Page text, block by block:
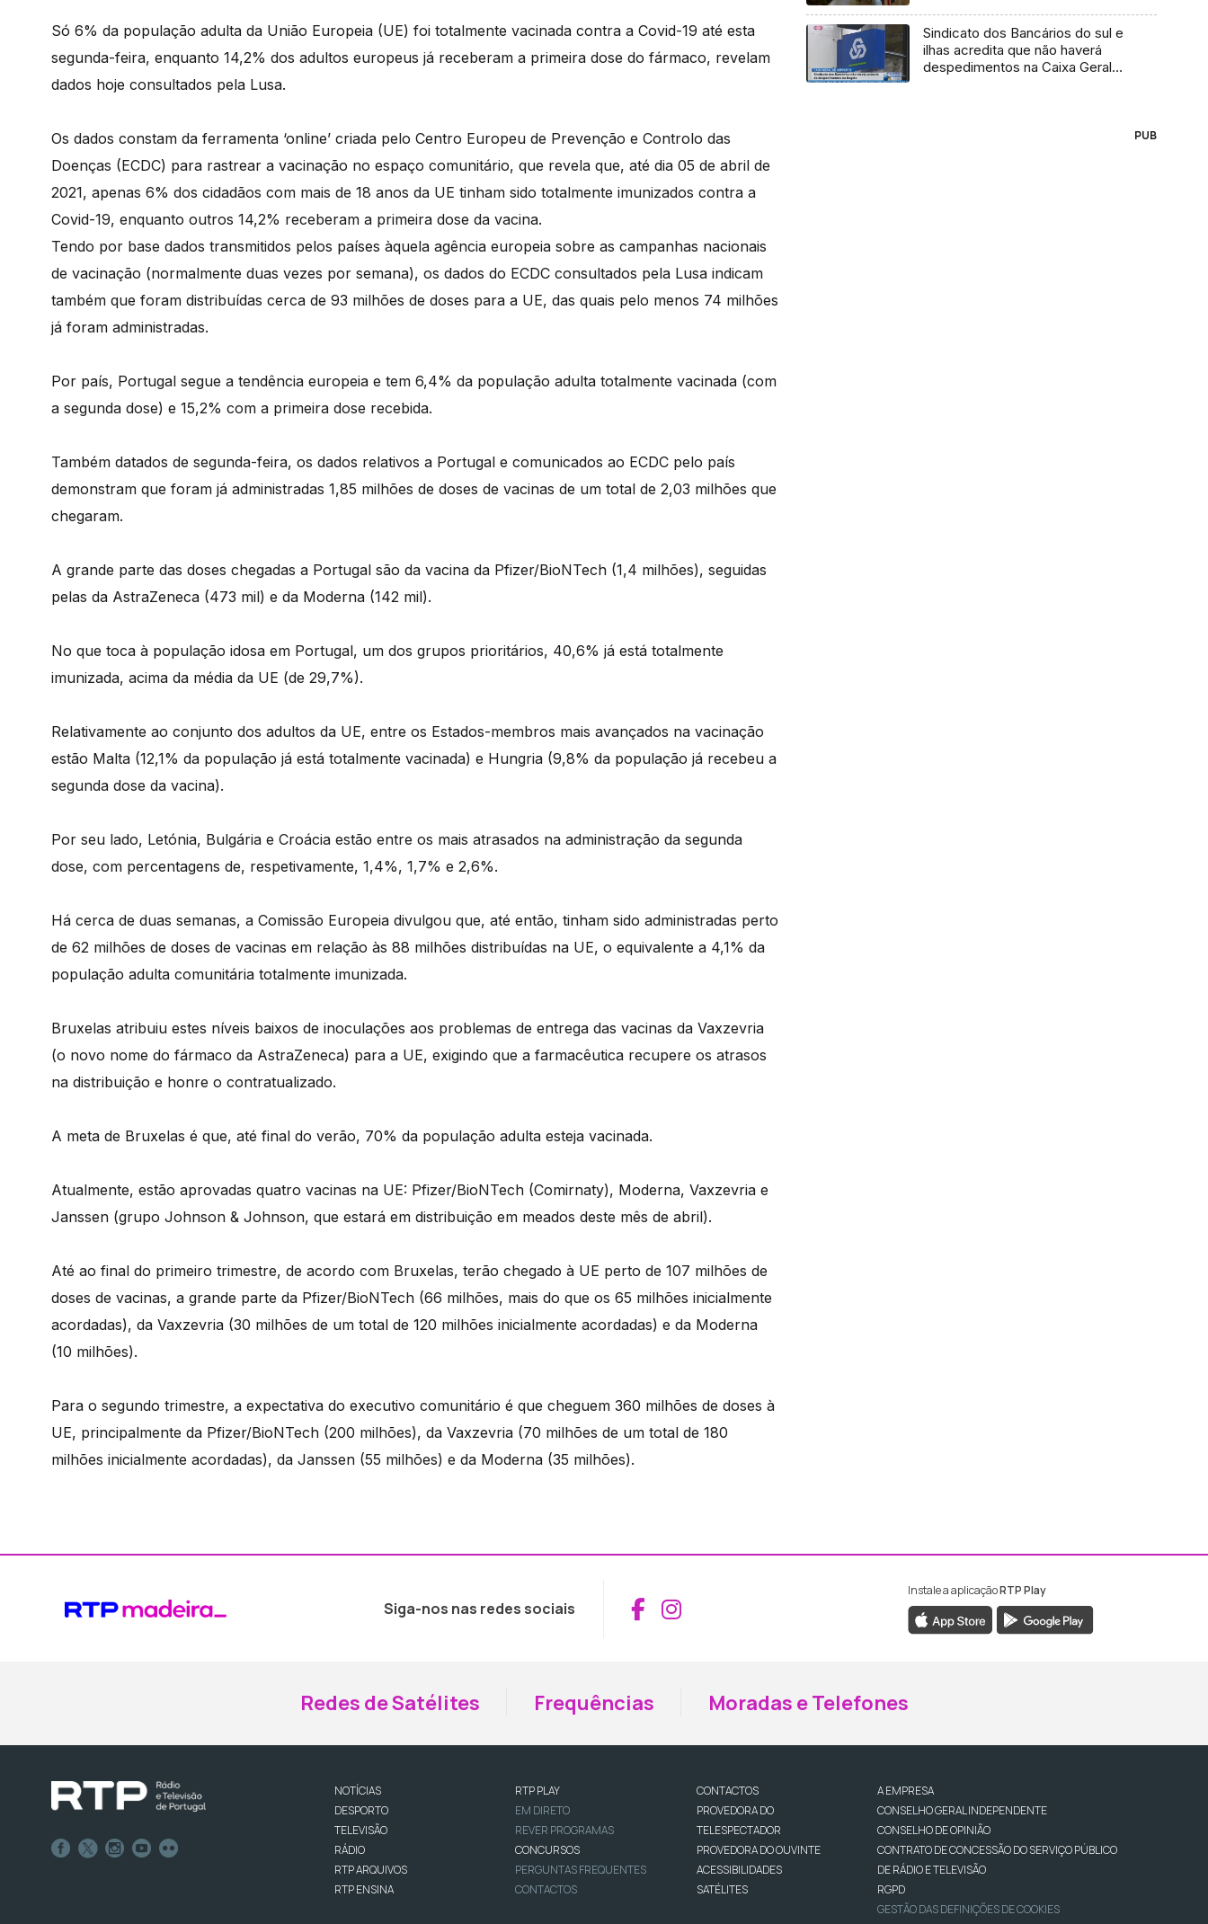
Só 6% da população adulta da União Europeia (UE) foi totalmente vacinada contra a Covid-19 até esta
segunda-feira, enquanto 14,2% dos adultos europeus já receberam a primeira dose do fármaco, revelam
dados hoje consultados pela Lusa.
Os dados constam da ferramenta ‘online’ criada pelo Centro Europeu de Prevenção e Controlo das
Doenças (ECDC) para rastrear a vacinação no espaço comunitário, que revela que, até dia 05 de abril de
2021, apenas 6% dos cidadãos com mais de 18 anos da UE tinham sido totalmente imunizados contra a
Covid-19, enquanto outros 14,2% receberam a primeira dose da vacina.
Tendo por base dados transmitidos pelos países àquela agência europeia sobre as campanhas nacionais
de vacinação (normalmente duas vezes por semana), os dados do ECDC consultados pela Lusa indicam
também que foram distribuídas cerca de 93 milhões de doses para a UE, das quais pelo menos 74 milhões
já foram administradas.
Por país, Portugal segue a tendência europeia e tem 6,4% da população adulta totalmente vacinada (com
a segunda dose) e 15,2% com a primeira dose recebida.
Também datados de segunda-feira, os dados relativos a Portugal e comunicados ao ECDC pelo país
demonstram que foram já administradas 1,85 milhões de doses de vacinas de um total de 2,03 milhões que
chegaram.
A grande parte das doses chegadas a Portugal são da vacina da Pfizer/BioNTech (1,4 milhões), seguidas
pelas da AstraZeneca (473 mil) e da Moderna (142 mil).
No que toca à população idosa em Portugal, um dos grupos prioritários, 40,6% já está totalmente
imunizada, acima da média da UE (de 29,7%).
Relativamente ao conjunto dos adultos da UE, entre os Estados-membros mais avançados na vacinação
estão Malta (12,1% da população já está totalmente vacinada) e Hungria (9,8% da população já recebeu a
segunda dose da vacina).
Por seu lado, Letónia, Bulgária e Croácia estão entre os mais atrasados na administração da segunda
dose, com percentagens de, respetivamente, 1,4%, 1,7% e 2,6%.
Há cerca de duas semanas, a Comissão Europeia divulgou que, até então, tinham sido administradas perto
de 62 milhões de doses de vacinas em relação às 88 milhões distribuídas na UE, o equivalente a 4,1% da
população adulta comunitária totalmente imunizada.
Bruxelas atribuiu estes níveis baixos de inoculações aos problemas de entrega das vacinas da Vaxzevria
(o novo nome do fármaco da AstraZeneca) para a UE, exigindo que a farmacêutica recupere os atrasos
na distribuição e honre o contratualizado.
A meta de Bruxelas é que, até final do verão, 70% da população adulta esteja vacinada.
Atualmente, estão aprovadas quatro vacinas na UE: Pfizer/BioNTech (Comirnaty), Moderna, Vaxzevria e
Janssen (grupo Johnson & Johnson, que estará em distribuição em meados deste mês de abril).
Até ao final do primeiro trimestre, de acordo com Bruxelas, terão chegado à UE perto de 107 milhões de
doses de vacinas, a grande parte da Pfizer/BioNTech (66 milhões, mais do que os 65 milhões inicialmente
acordadas), da Vaxzevria (30 milhões de um total de 120 milhões inicialmente acordadas) e da Moderna
(10 milhões).
Para o segundo trimestre, a expectativa do executivo comunitário é que cheguem 360 milhões de doses à
UE, principalmente da Pfizer/BioNTech (200 milhões), da Vaxzevria (70 milhões de um total de 180
milhões inicialmente acordadas), da Janssen (55 milhões) e da Moderna (35 milhões).
Sindicato dos Bancários do sul e
ilhas acredita que não haverá
despedimentos na Caixa Geral
PUB
Siga-nos nas redes sociais Aceder ao Facebook da RTP Madeira
Aceder ao Instagram da RTP Madeira
Instale a aplicaçãoRTP Play
Redes de Satélites Frequências Moradas e Telefones
NOTÍCIAS
DESPORTO
TELEVISÃO
RÁDIO
RTP ARQUIVOS
RTP ENSINA
RTP PLAY
EM DIRETO
REVER PROGRAMAS
CONCURSOS
PERGUNTAS FREQUENTES
CONTACTOS
CONTACTOS
PROVEDORA DO
TELESPECTADOR
PROVEDORA DO OUVINTE
ACESSIBILIDADES
SATÉLITES
A EMPRESA
CONSELHO GERAL INDEPENDENTE
CONSELHO DE OPINIÃO
CONTRATO DE CONCESSÃO DO SERVIÇO PÚBLICO
DE RÁDIO E TELEVISÃO
RGPD
GESTÃO DAS DEFINIÇÕES DE COOKIES